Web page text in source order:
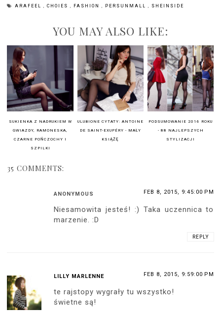
ARAFEEL,CHOIES, FASHION, PERSUNMALL, SHEINSIDE
YOU MAY ALSO LIKE:
SUKIENKA Z NADRUKIEM W
GWIAZDY, RAMONESKA,
CZARNE POŃCZOCHY I
SZPILKI
ULUBIONE CYTATY: ANTOINE
DE SAINT-EXUPÉRY - MAŁY
KSIĄŻĘ
PODSUMOWANIE 2016 ROKU
- 88 NAJLEPSZYCH
STYLIZACJI
35 COMMENTS:
ANONYMOUS FEB 8, 2015, 9:45:00 PM
Niesamowita jesteś! :) Taka uczennica to
marzenie. :D
REPLY
LILLY MARLENNE FEB 8, 2015, 9:59:00 PM
te rajstopy wygrały tu wszystko!
świetne są!